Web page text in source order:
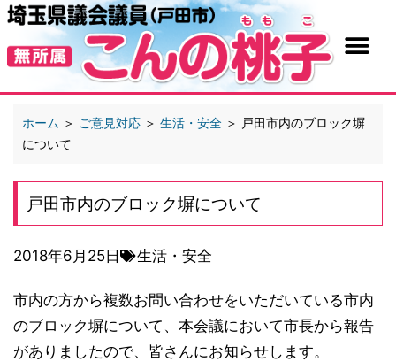
ホーム ＞ ご意見対応 ＞ 生活・安全 ＞ 戸田市内のブロック塀
について
戸田市内のブロック塀について
2018年6月25日 生活・安全
市内の方から複数お問い合わせをいただいている市内
のブロック塀について、本会議において市長から報告
がありましたので、皆さんにお知らせします。